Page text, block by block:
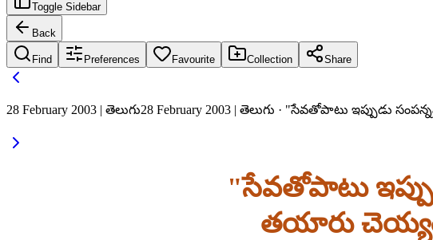
Toggle Sidebar
Back
Find Preferences Favourite Collection Share
28 February 2003 | తెలుగు28 February 2003 | తెలుగు · "సేవతోపాటు
"సేవతోపాటు
తయారు